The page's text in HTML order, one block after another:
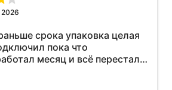
2026
срока упаковка целая
пока что
месяц и всё перестал
расход топлива , очень